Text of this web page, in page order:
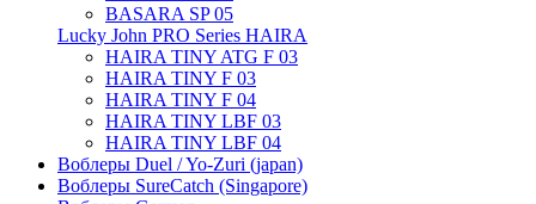
BASARA SP 05
Lucky John PRO Series HAIRA
HAIRA TINY ATG F 03
HAIRA TINY F 03
HAIRA TINY F 04
HAIRA TINY LBF 03
HAIRA TINY LBF 04
Воблеры Duel / Yo-Zuri (japan)
Воблеры SureCatch (Singapore)